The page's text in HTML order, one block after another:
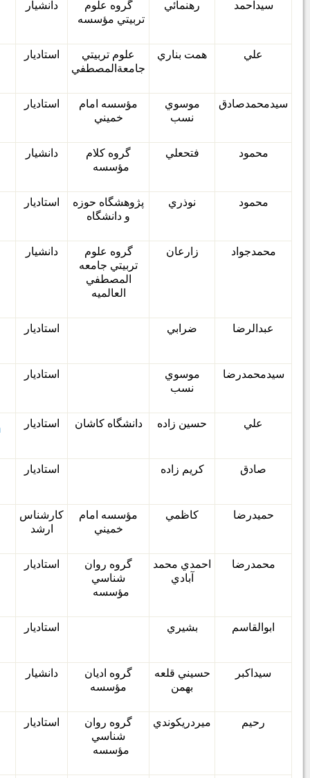
سيداحمد رهنمائي
گروه علوم
تربيتي مؤسسه
دانشيار
علي همت بناري
علوم تربيتي
جامعةالمصطفي
استاديار
سيدمحمدصادق
موسوي
نسب
مؤسسه امام
خميني
استاديار
محمود فتحعلي
گروه كلام
مؤسسه
دانشيار
محمود نوذري
پژوهشگاه حوزه
و دانشگاه
استاديار
محمدجواد زارعان
گروه علوم
تربيتي جامعه
المصطفي
العالميه
دانشيار
عبدالرضا ضرابي استاديار
سيدمحمدرضا
موسوي
نسب
استاديار
علي حسين زاده دانشگاه كاشان استاديار
صادق كريم زاده استاديار
حميدرضا كاظمي
مؤسسه امام
خميني
كارشناس
ارشد
محمدرضا
احمدي محمد
آبادي
گروه روان
شناسي
مؤسسه
استاديار
ابوالقاسم بشيري استاديار
سيداكبر
حسيني قلعه
بهمن
گروه اديان
مؤسسه
دانشيار
رحيم ميردريكوندي
گروه روان
شناسي
مؤسسه
استاديار